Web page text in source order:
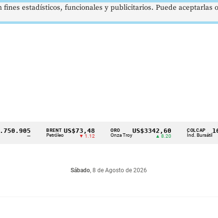
BRENT
Petróleo
US$73,48
▼ 1.12
ORO
Onza Troy
US$3342,60 COLCAP
Índ. Bursátil
Sábado, 8 de Agosto de 2026
estadísticos, funcionales y publicitarios. Puede aceptarlas